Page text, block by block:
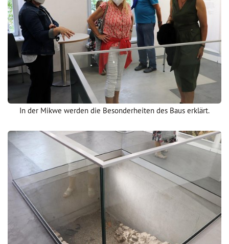
In der Mikwe werden die Besonderheiten des Baus erklärt.